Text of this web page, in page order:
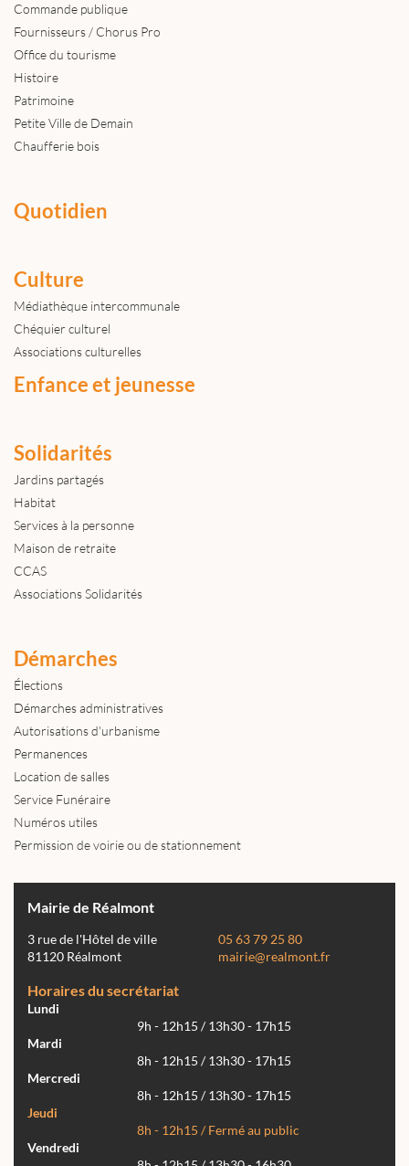
Commande publique
Fournisseurs / Chorus Pro
Office du tourisme
Histoire
Patrimoine
Petite Ville de Demain
Chaufferie bois
Quotidien
Culture
Médiathèque intercommunale
Chéquier culturel
Associations culturelles
Enfance et jeunesse
Solidarités
Jardins partagés
Habitat
Services à la personne
Maison de retraite
CCAS
Associations Solidarités
Démarches
Élections
Démarches administratives
Autorisations d'urbanisme
Permanences
Location de salles
Service Funéraire
Numéros utiles
Permission de voirie ou de stationnement
Mairie de Réalmont
3 rue de l'Hôtel de ville
81120 Réalmont
05 63 79 25 80
mairie@realmont.fr
Horaires du secrétariat
Lundi
9h - 12h15 / 13h30 - 17h15
Mardi
8h - 12h15 / 13h30 - 17h15
Mercredi
8h - 12h15 / 13h30 - 17h15
Jeudi
8h - 12h15 / Fermé au public
Vendredi